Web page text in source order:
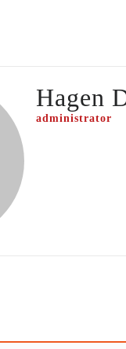
Hagen
administrator